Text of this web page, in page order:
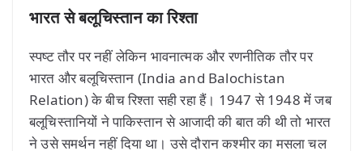
भारत से बलूचिस्तान का रिश्ता
स्पष्ट तौर पर नहीं लेकिन भावनात्मक और रणनीतिक तौर पर
भारत और बलूचिस्तान (India and Balochistan
Relation) के बीच रिश्ता सही रहा हैं। 1947 से 1948 में जब
बलूचिस्तानियों ने पाकिस्तान से आजादी की बात की थी तो भारत
ने उसे समर्थन नहीं दिया था। उसे दौरान कश्मीर का मसला चल